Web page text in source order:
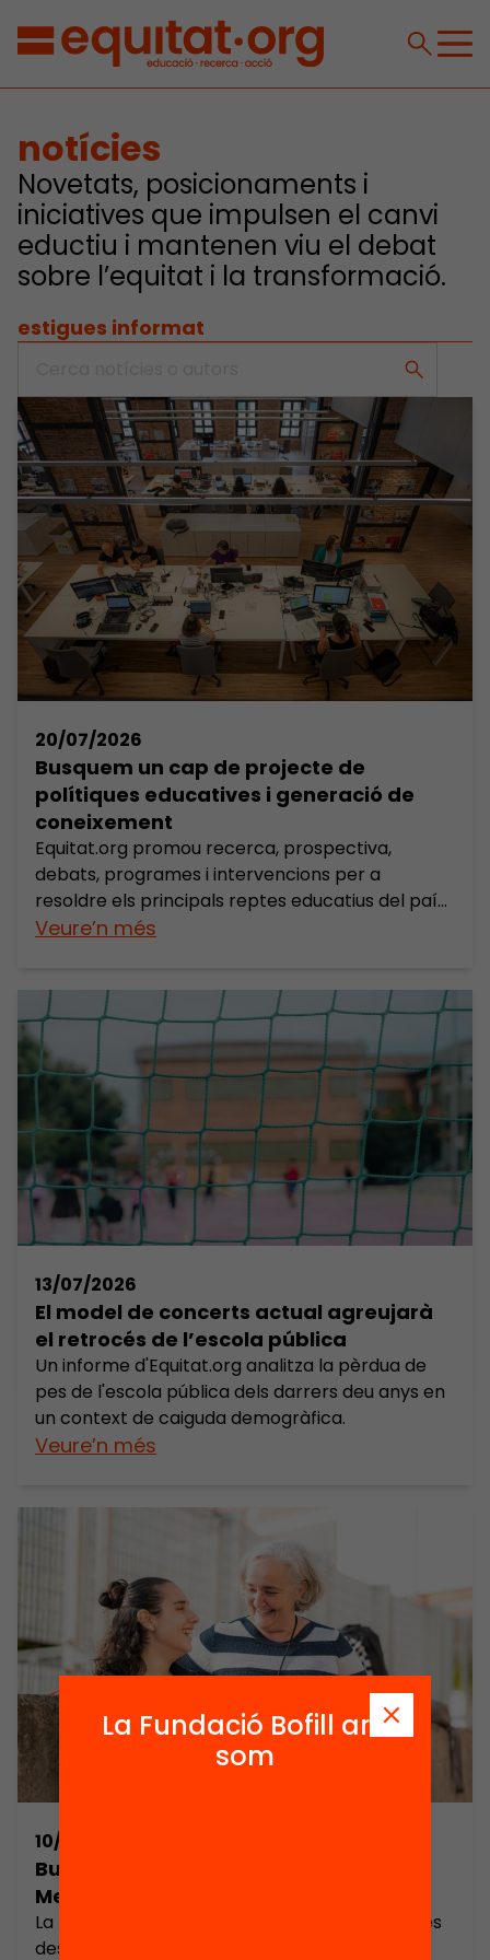
notícies
Novetats, posicionaments i
iniciatives que impulsen el canvi
eductiu i mantenen viu el debat
sobre l’equitat i la transformació.
estigues informat
20/07/2026
Busquem un cap de projecte de
polítiques educatives i generació de
coneixement
Equitat.org promou recerca, prospectiva,
debats, programes i intervencions per a
resoldre els principals reptes educatius del país.
Amb un fort focus en l’equitat educativa, la
l’educació de qualitat per a tothom. Per a fer-
ho, generem i mobilitzem coneixement, amb la
participació d’experts, professionals educatius,
acadèmics, docents, cossos tècnics i entitats
socials, amb l’objectiu de promoure debats
avançats i la implementació de solucions
efectives. Àrea on s’inscriu el lloc de feina El lloc
s’integra a l’Àrea de Recerca, responsable
d’analitzar i fer seguiment del sistema educatiu,
així com […]
Veure’n més
13/07/2026
El model de concerts actual agreujarà
el retrocés de l’escola pública
Un informe d'Equitat.org analitza la pèrdua de
pes de l'escola pública dels darrers deu anys en
un context de caiguda demogràfica.
Veure’n més
10/07/2026
Busquem Director/a del programa
Mentora
La Fundació Equitat.org treballem per reduir les
desigualtats i millorar l’educació a Catalunya.
La Fundació Bofill ara
som